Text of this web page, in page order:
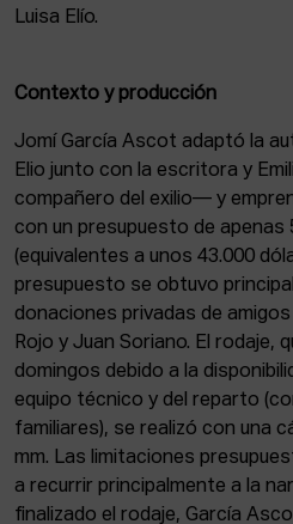
Luisa Elío.
Contexto y producción
Jomí García Ascot adaptó la
Elio junto con la escritora y
compañero del exilio— y
con un presupuesto de apenas
(equivalentes a unos 43.000
presupuesto se obtuvo
donaciones privadas de
Rojo y Juan Soriano. El rodaje,
domingos debido a la
equipo técnico y del reparto
familiares), se realizó con una
mm. Las limitaciones
a recurrir principalmente a la
finalizado el rodaje, García